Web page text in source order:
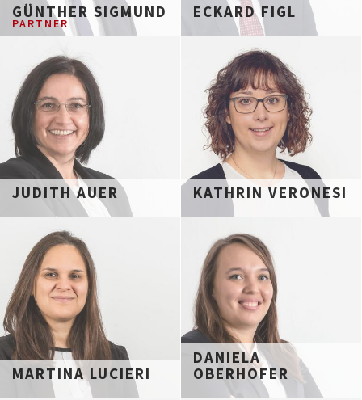
GÜNTHER SIGMUND
PARTNER
ECKARD FIGL
JUDITH AUER KATHRIN VERONESI
MARTINA LUCIERI
DANIELA
OBERHOFER